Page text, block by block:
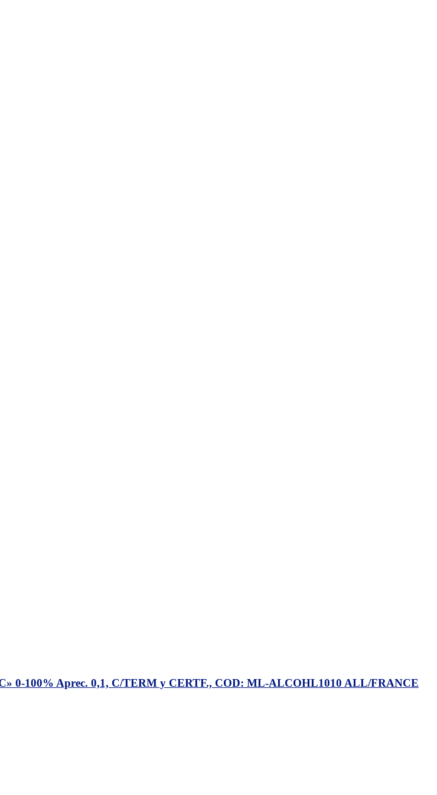
0-100% Aprec. 0,1, C/TERM y CERTF., COD: ML-ALCOHL1010 ALL/FRANCE